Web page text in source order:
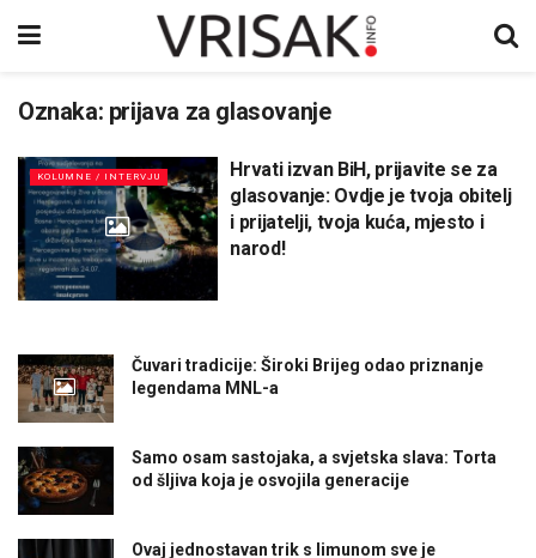
Oznaka: prijava za glasovanje
KOLUMNE / INTERVJU
Hrvati izvan BiH, prijavite se za
glasovanje: Ovdje je tvoja obitelj
i prijatelji, tvoja kuća, mjesto i
narod!
Čuvari tradicije: Široki Brijeg odao priznanje
legendama MNL-a
Samo osam sastojaka, a svjetska slava: Torta
od šljiva koja je osvojila generacije
Ovaj jednostavan trik s limunom sve je